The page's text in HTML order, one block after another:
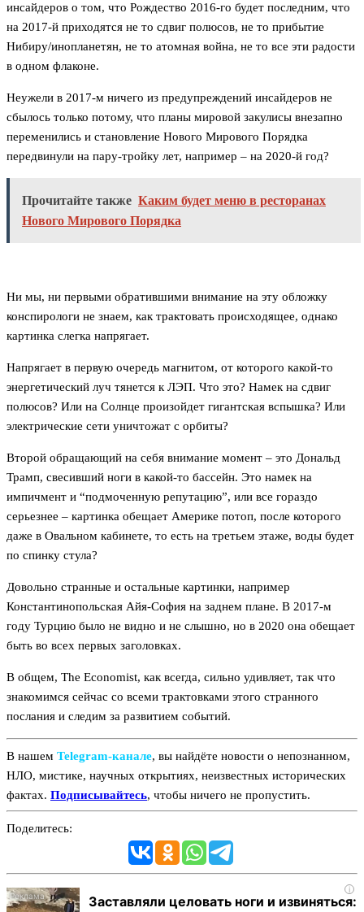
инсайдеров о том, что Рождество 2016-го будет последним, что
на 2017-й приходятся не то сдвиг полюсов, не то прибытие
Нибиру/инопланетян, не то атомная война, не то все эти радости
в одном флаконе.
Неужели в 2017-м ничего из предупреждений инсайдеров не
сбылось только потому, что планы мировой закулисы внезапно
переменились и становление Нового Мирового Порядка
передвинули на пару-тройку лет, например – на 2020-й год?
Прочитайте также Каким будет меню в ресторанах
Нового Мирового Порядка
Ни мы, ни первыми обратившими внимание на эту обложку
конспирологи не знаем, как трактовать происходящее, однако
картинка слегка напрягает.
Напрягает в первую очередь магнитом, от которого какой-то
энергетический луч тянется к ЛЭП. Что это? Намек на сдвиг
полюсов? Или на Солнце произойдет гигантская вспышка? Или
электрические сети уничтожат с орбиты?
Второй обращающий на себя внимание момент – это Дональд
Трамп, свесивший ноги в какой-то бассейн. Это намек на
импичмент и “подмоченную репутацию”, или все гораздо
серьезнее – картинка обещает Америке потоп, после которого
даже в Овальном кабинете, то есть на третьем этаже, воды будет
по спинку стула?
Довольно странные и остальные картинки, например
Константинопольская Айя-София на заднем плане. В 2017-м
году Турцию было не видно и не слышно, но в 2020 она обещает
быть во всех первых заголовках.
В общем, The Economist, как всегда, сильно удивляет, так что
знакомимся сейчас со всеми трактовками этого странного
послания и следим за развитием событий.
В нашем Telegram‑канале, вы найдёте новости о непознанном,
НЛО, мистике, научных открытиях, неизвестных исторических
фактах. Подписывайтесь, чтобы ничего не пропустить.
Поделитесь:
i
Заставляли целовать ноги и извиняться: